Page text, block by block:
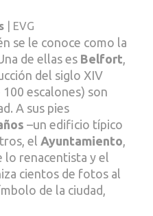
| EVG
se le conoce como la
de ellas es Belfort
del siglo XIV
escalones) son
A sus pies
–un edificio típico
el Ayuntamiento
lo renacentista y el
cientos de fotos al
de la ciudad,